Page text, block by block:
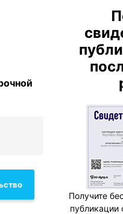
Получите
публикации